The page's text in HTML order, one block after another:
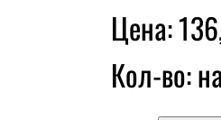
Цена:
Кол-во: